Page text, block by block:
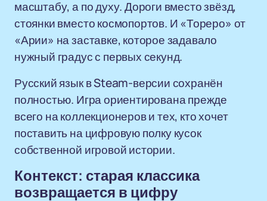
масштабу, а по духу. Дороги вместо звёзд,
стоянки вместо космопортов. И «Тореро» от
«Арии» на заставке, которое задавало
нужный градус с первых секунд.
Русский язык в Steam-версии сохранён
полностью. Игра ориентирована прежде
всего на коллекционеров и тех, кто хочет
поставить на цифровую полку кусок
собственной игровой истории.
Контекст: старая классика
возвращается в цифру